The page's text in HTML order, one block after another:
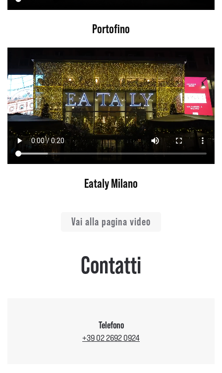
Portofino
Eataly Milano
Vai alla pagina video
Contatti
Telefono
+39 02 2692 0924